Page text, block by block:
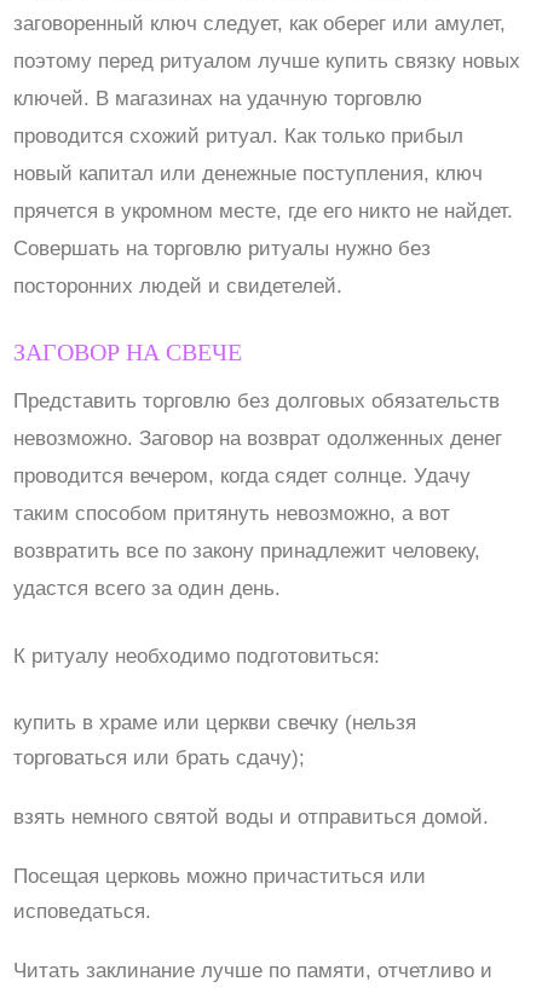
заговоренный ключ следует, как оберег или амулет,
поэтому перед ритуалом лучше купить связку новых
ключей. В магазинах на удачную торговлю
проводится схожий ритуал. Как только прибыл
новый капитал или денежные поступления, ключ
прячется в укромном месте, где его никто не найдет.
Совершать на торговлю ритуалы нужно без
посторонних людей и свидетелей.
ЗАГОВОР НА СВЕЧЕ
Представить торговлю без долговых обязательств
невозможно. Заговор на возврат одолженных денег
проводится вечером, когда сядет солнце. Удачу
таким способом притянуть невозможно, а вот
возвратить все по закону принадлежит человеку,
удастся всего за один день.
К ритуалу необходимо подготовиться:
купить в храме или церкви свечку (нельзя
торговаться или брать сдачу);
взять немного святой воды и отправиться домой.
Посещая церковь можно причаститься или
исповедаться.
Читать заклинание лучше по памяти, отчетливо и